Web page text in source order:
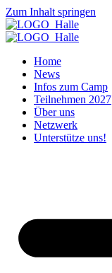
Zum Inhalt springen
Home
News
Infos zum Camp
Teilnehmen 2027
Über uns
Netzwerk
Unterstütze uns!